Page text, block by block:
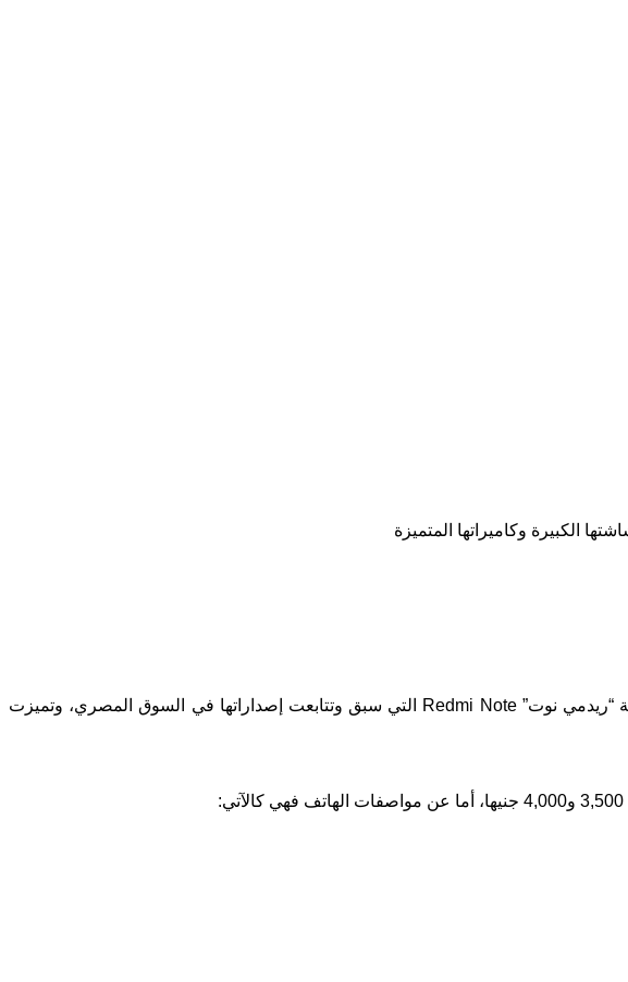
تطرح اليوم شركة شاومي الصينية Xiaomi هاتفها الجديد “شاومي نوت 5” Xiaomi Note 5 في مصر، استكمالا لسلسلة “ريدمي نوت” Redmi Note التي سبق وتتابعت إصداراتها في السوق المصري، وتميزت